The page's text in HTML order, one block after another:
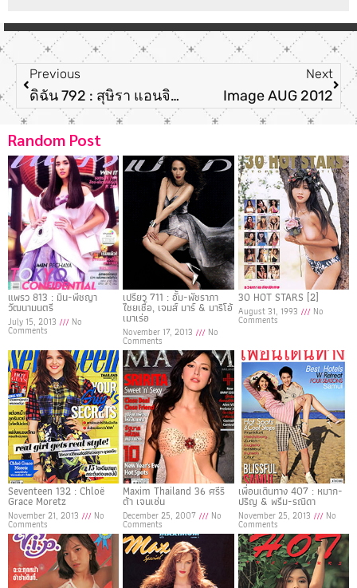
Previous
ดิฉัน 792 : สุษิรา แอนจิลีนา
Next
Image AUG 2012
Random Post
แพรว 813 : มิน-พีชญา
วัฒนามนตรี
July 15, 2013 No
Comments
เปรียว 711 : อั้ม-พัชราภา
ไชยเชื้อ, เจมส์ มาร์ & มาริโอ้
เมาเร่อ
November 17, 2013 No
Comments
30 HOT STARS [2]
August 31, 1993 No
Comments
Seventeen 132 : Chloë
Grace Moretz
November 21, 2013 No
Comments
Maxim Thailand 36 ศรีริ
ต้า เจนเซ่น
December 25, 2007 No
Comments
เพื่อนเดินทาง 407 : หมาก-
ปริญ & พรีม-รณิดา
November 25, 2013 No
Comments